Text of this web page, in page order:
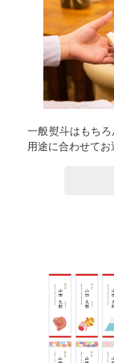
一般熨斗はもち
用途に合わせてお